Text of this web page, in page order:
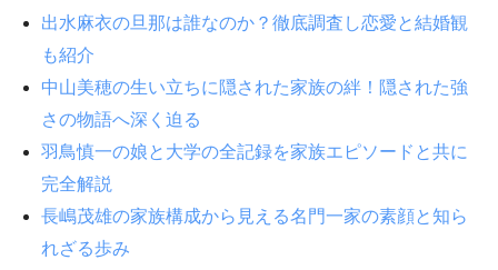
出水麻衣の旦那は誰なのか？徹底調査し恋愛と結婚観
も紹介
中山美穂の生い立ちに隠された家族の絆！隠された強
さの物語へ深く迫る
羽鳥慎一の娘と大学の全記録を家族エピソードと共に
完全解説
長嶋茂雄の家族構成から見える名門一家の素顔と知ら
れざる歩み